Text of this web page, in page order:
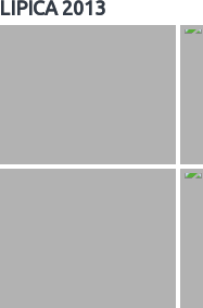
LIPICA 2013